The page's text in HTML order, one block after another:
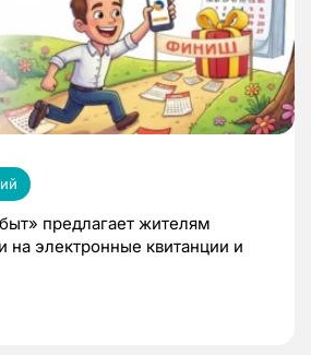
предлагает жителям
на электронные квитанции и